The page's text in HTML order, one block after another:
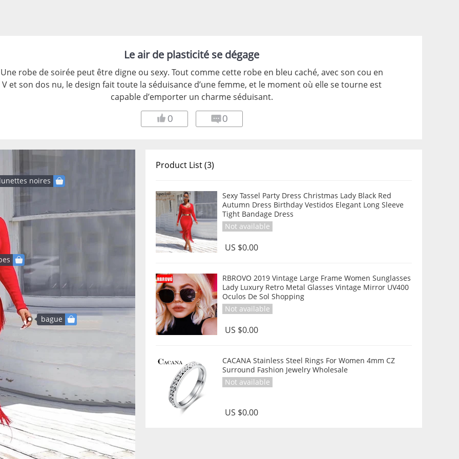
Le air de plasticité se dégage
Une robe de soirée peut être digne ou sexy. Tout comme cette robe en bleu caché, avec son cou en
V et son dos nu, le design fait toute la séduisance d’une femme, et le moment où elle se tourne est
capable d’emporter un charme séduisant.
0 0
Product List (3)
Sexy Tassel Party Dress Christmas Lady Black Red
Autumn Dress Birthday Vestidos Elegant Long Sleeve
Tight Bandage Dress
Not available
US $0.00
RBROVO 2019 Vintage Large Frame Women Sunglasses
Lady Luxury Retro Metal Glasses Vintage Mirror UV400
Oculos De Sol Shopping
Not available
US $0.00
CACANA Stainless Steel Rings For Women 4mm CZ
Surround Fashion Jewelry Wholesale
Not available
US $0.00
noires
bague